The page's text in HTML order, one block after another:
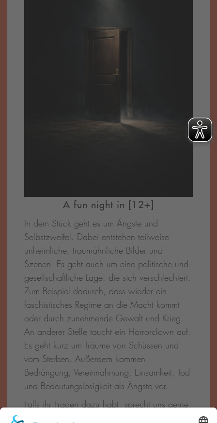
A fun night in [12+]
In dem Stück geht es um Ängste und
Selbstzweifel. Dabei entstehen teilweise
unheimliche, traumähnliche Bilder und
Szenen. Es geht auch um eine politische und
gesellschaftliche Lage, die sich verschlechtert.
Zum Beispiel dadurch, dass wieder ein
faschistisches Regime an die Macht kommt
oder durch zunehmende Gewalt und Krieg.
An anderer Stelle taucht ein Horrorclown auf.
Es geht kurz um Träume von Schüssen und
vom Sterben. Außerdem kommen
Bedrängung, Vereinnahmung, Einsamkeit, Tod
und Bedeutungslosigkeit als Ängste vor.
Falls ihr Fragen dazu habt, sprecht uns gerne